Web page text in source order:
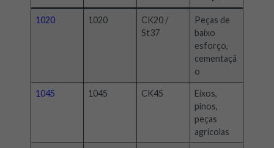
1020 1020
CK20 /
St37
Peças de
baixo
esforço,
cementaçã
o
1045 1045 CK45
Eixos,
pinos,
peças
agrícolas